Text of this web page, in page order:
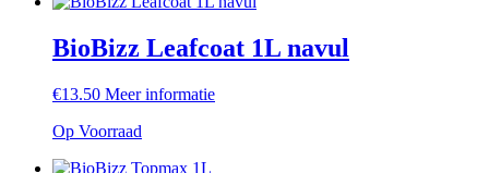
BioBizz Leafcoat 1L navul
€13.50 Meer informatie
Op Voorraad